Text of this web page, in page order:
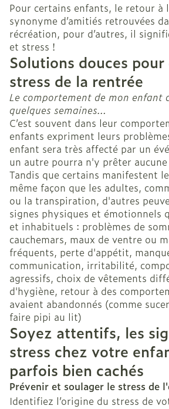
Pour certains enfants, le retour à
synonyme d’amitiés retrouvées
récréation, pour d’autres, il
et stress !
Solutions douces
stress de la rentrée
Le comportement de mon enfant
quelques semaines…
C’est souvent dans leur
enfants expriment leurs
enfant sera très affecté par un
un autre pourra n'y prêter
Tandis que certains manifestent
même façon que les adultes,
ou la transpiration, d'autres
signes physiques et émotionnels
et inhabituels : problèmes de
cauchemars, maux de ventre ou
fréquents, perte d'appétit,
communication, irritabilité,
agressifs, choix de vêtements
d'hygiène, retour à des
avaient abandonnés (comme
faire pipi au lit)
Soyez attentifs, les
stress chez votre
parfois bien cachés
Prévenir et soulager le stress de
Identifiez l’origine du stress de